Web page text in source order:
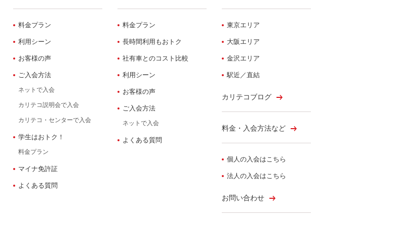
料金プラン
利用シーン
お客様の声
ご入会方法
ネットで入会
カリテコ説明会で入会
カリテコ・センターで入会
学生はおトク！
料金プラン
マイナ免許証
よくある質問
料金プラン
長時間利用もおトク
社有車とのコスト比較
利用シーン
お客様の声
ご入会方法
ネットで入会
よくある質問
東京エリア
大阪エリア
金沢エリア
駅近／直結
カリテコブログ
料金・入会方法など
個人の入会はこちら
法人の入会はこちら
お問い合わせ